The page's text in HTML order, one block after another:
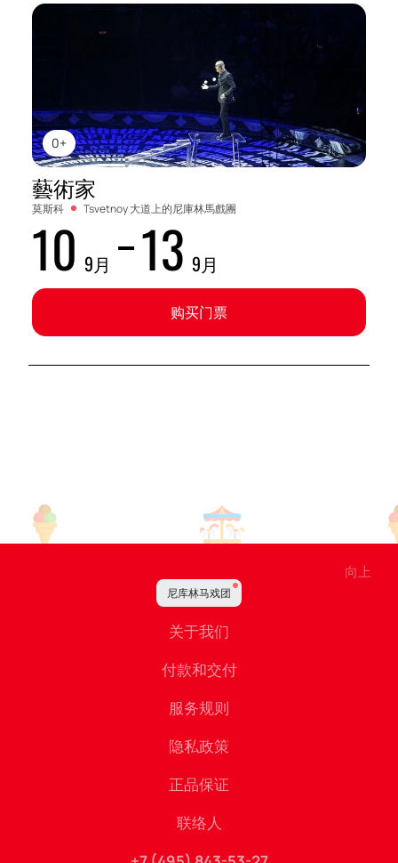
0+
藝術家
莫斯科 Tsvetnoy 大道上的尼庫林馬戲團
10 9月 13 9月
购买门票
向上
尼库林马戏团
关于我们
付款和交付
服务规则
隐私政策
正品保证
联络人